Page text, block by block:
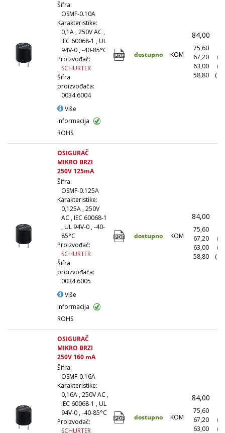
Šifra:
OSMF-0.10A
Karakteristike:
0,1A , 250V AC ,
IEC 60068-1 , UL
94V-0 , -40-85°C
Proizvođač:
SCHURTER
Šifra
proizvođača:
0034.6004
Više
informacija
ROHS
dostupno KOM
84,00
75,60
67,20
63,00
58,80
OSIGURAČ
MIKRO BRZI
250V 125mA
Šifra:
OSMF-0.125A
Karakteristike:
0,125A , 250V
AC , IEC 60068-1
, UL 94V-0 , -40-
85°C
Proizvođač:
SCHURTER
Šifra
proizvođača:
0034.6005
Više
informacija
ROHS
dostupno KOM
84,00
75,60
67,20
63,00
58,80
OSIGURAČ
MIKRO BRZI
250V 160 mA
Šifra:
OSMF-0.16A
Karakteristike:
0,16A , 250V AC ,
IEC 60068-1 , UL
94V-0 , -40-85°C
Proizvođač:
SCHURTER
dostupno KOM
84,00
75,60
67,20
63,00